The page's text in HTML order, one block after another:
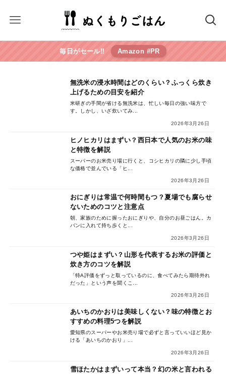
毎日がセール‼︎ Amazon #PR
無洗米の浸水時間はどのくらい？ふっくら炊き
上げるための目安を紹介
米研ぎの手間が省ける無洗米は、忙しい毎日の強い味方で
す。しかし、いざ炊いてみ...
2026年3月26日
ヒノヒカリはまずい？西日本で人気のお米の味
と特徴を解説
スーパーのお米売り場に行くと、コシヒカリの隣に少し手頃
な価格で並んでいる「ヒ...
2026年3月26日
おにぎりは常温で何時間もつ？夏場でも腐らせ
ないためのコツと注意点
朝、家族のために握ったおにぎりや、自分のお昼ごはん。カ
バンに入れて持ち歩くと...
2026年3月26日
つや姫はまずい？山形を代表するお米の評価と
炊き方のコツを解説
「特A評価をずっと取っているのに、食べてみたら期待外れ
だった」という声を聞くこ...
2026年3月26日
あいちのかおりは美味しくない？味の特徴とお
すすめの料理5つを解説
愛知県のスーパーやお米売り場で必ずと言っていいほど見か
ける「あいちのかおり」...
2026年3月26日
雪ほたかはまずいって本当？幻の米と言われる